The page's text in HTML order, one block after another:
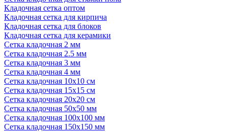
Кладочная сетка оптом
Кладочная сетка для кирпича
Кладочная сетка для блоков
Кладочная сетка для керамики
Сетка кладочная 2 мм
Сетка кладочная 2.5 мм
Сетка кладочная 3 мм
Сетка кладочная 4 мм
Сетка кладочная 10x10 см
Сетка кладочная 15x15 см
Сетка кладочная 20x20 см
Сетка кладочная 50x50 мм
Сетка кладочная 100x100 мм
Сетка кладочная 150x150 мм